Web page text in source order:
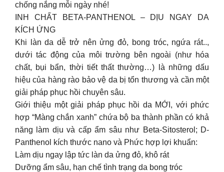
chống nắng mỗi ngày nhé!
INH CHẤT BETA-PANTHENOL – DỊU NGAY DA
KÍCH ỨNG
Khi làn da dễ trở nên ửng đỏ, bong tróc, ngứa rát..,
dưới tác động của môi trường bên ngoài (như hóa
chất, bụi bẩn, thời tiết thất thường…) là những dấu
hiệu của hàng rào bảo vệ da bị tổn thương và cần một
giải pháp phục hồi chuyên sâu.
Giới thiệu một giải pháp phục hồi da MỚI, với phức
hợp “Màng chắn xanh” chứa bộ ba thành phần có khả
năng làm dịu và cấp ẩm sâu như Beta-Sitosterol; D-
Panthenol kích thước nano và Phức hợp lợi khuẩn:
Làm dịu ngay lập tức làn da ửng đỏ, khô rát
Dưỡng ẩm sâu, hạn chế tình trạng da bong tróc